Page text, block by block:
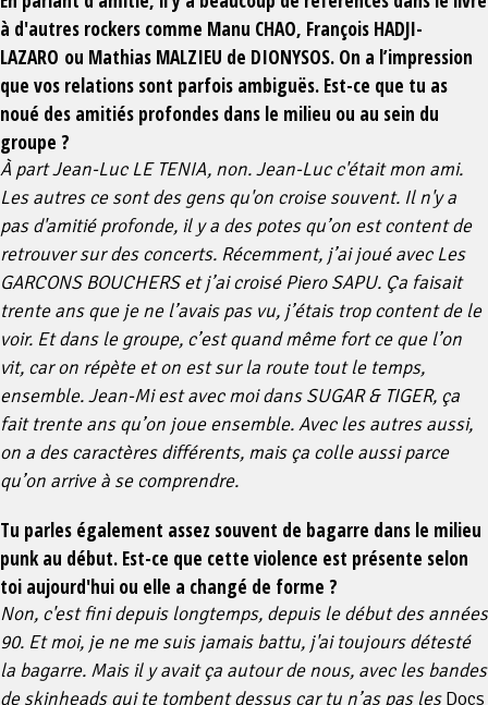
à d'autres rockers comme Manu CHAO, François HADJI-
LAZARO ou Mathias MALZIEU de DIONYSOS. On a l’impression
que vos relations sont parfois ambiguës. Est-ce que tu as
noué des amitiés profondes dans le milieu ou au sein du
groupe ?
À part Jean-Luc LE TENIA, non. Jean-Luc c'était mon ami.
Les autres ce sont des gens qu'on croise souvent. Il n'y a
pas d'amitié profonde, il y a des potes qu’on est content de
retrouver sur des concerts. Récemment, j’ai joué avec Les
GARCONS BOUCHERS et j’ai croisé Piero SAPU. Ça faisait
trente ans que je ne l’avais pas vu, j’étais trop content de le
voir. Et dans le groupe, c’est quand même fort ce que l’on
vit, car on répète et on est sur la route tout le temps,
ensemble. Jean-Mi est avec moi dans SUGAR & TIGER, ça
fait trente ans qu’on joue ensemble. Avec les autres aussi,
on a des caractères différents, mais ça colle aussi parce
qu’on arrive à se comprendre.
Tu parles également assez souvent de bagarre dans le milieu
punk au début. Est-ce que cette violence est présente selon
toi aujourd'hui ou elle a changé de forme ?
Non, c'est fini depuis longtemps, depuis le début des années
90. Et moi, je ne me suis jamais battu, j'ai toujours détesté
la bagarre. Mais il y avait ça autour de nous, avec les bandes
de skinheads qui te tombent dessus car tu n’as pas lesDocs